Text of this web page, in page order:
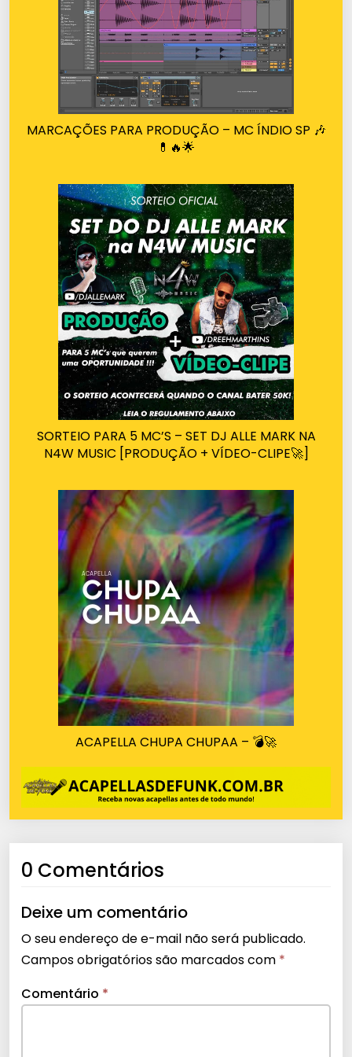
MARCAÇÕES PARA PRODUÇÃO – MC ÍNDIO SP 🎶
💊🔥🌟
SORTEIO PARA 5 MC’S – SET DJ ALLE MARK NA
N4W MUSIC [PRODUÇÃO + VÍDEO-CLIPE🚀]
ACAPELLA CHUPA CHUPAA – 💣🚀
0 Comentários
Deixe um comentário
O seu endereço de e-mail não será publicado.
Campos obrigatórios são marcados com *
Comentário *